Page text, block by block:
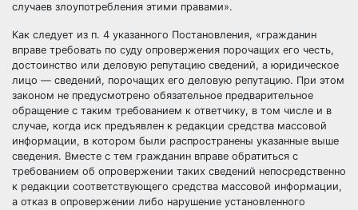
случаев злоупотребления этими правами».
Как следует из п. 4 указанного Постановления, «гражданин
вправе требовать по суду опровержения порочащих его честь,
достоинство или деловую репутацию сведений, а юридическое
лицо — сведений, порочащих его деловую репутацию. При этом
законом не предусмотрено обязательное предварительное
обращение с таким требованием к ответчику, в том числе и в
случае, когда иск предъявлен к редакции средства массовой
информации, в котором были распространены указанные выше
сведения. Вместе с тем гражданин вправе обратиться с
требованием об опровержении таких сведений непосредственно
к редакции соответствующего средства массовой информации,
а отказ в опровержении либо нарушение установленного